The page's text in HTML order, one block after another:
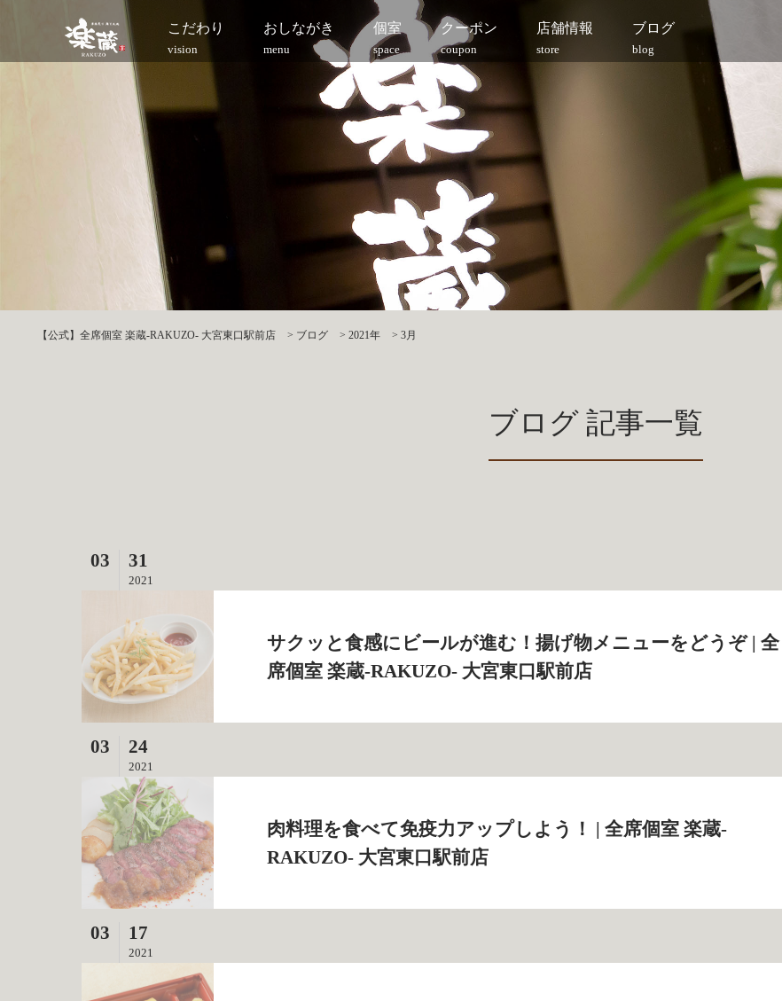
こだわり
vision
おしながき
menu
個室
space
クーポン
coupon
店舗情報
store
ブログ
blog
【公式】全席個室 楽蔵‐RAKUZO‐ 大宮東口駅前店 > ブログ > 2021年 > 3月
ブログ 記事一覧
03 31
2021
サクッと食感にビールが進む！揚げ物メニューをどうぞ | 全
席個室 楽蔵‐RAKUZO‐ 大宮東口駅前店
03 24
2021
肉料理を食べて免疫力アップしよう！ | 全席個室 楽蔵‐
RAKUZO‐ 大宮東口駅前店
03 17
2021